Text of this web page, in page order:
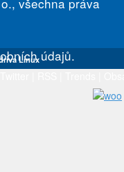
údajů.
Linux